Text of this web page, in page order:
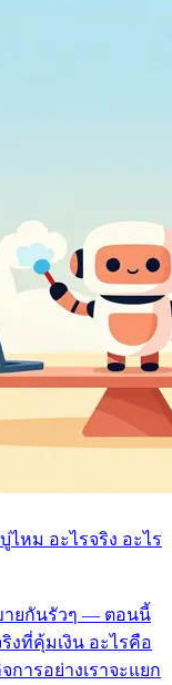
ไหม อะไรจริง อะไร
ายกันรัวๆ — ตอนนี้
งที่คุ้มเงิน อะไรคือ
การอย่างเราจะแยก